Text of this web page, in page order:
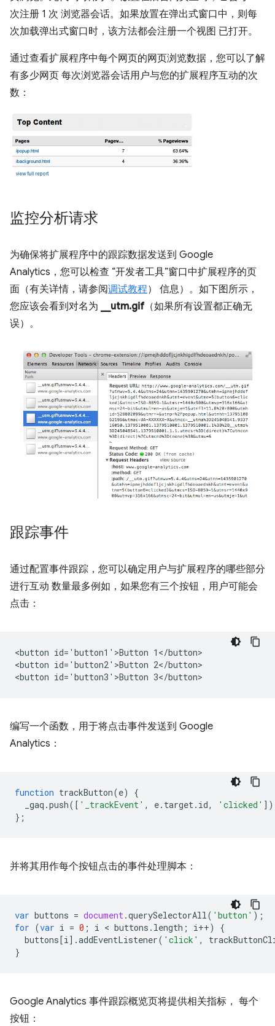
次注册 1 次 浏览器会话。如果放置在弹出式窗口中，则每
次加载弹出式窗口时，该方法都会注册一个视图 已打开。
通过查看扩展程序中每个网页的网页浏览数据，您可以了解
有多少网页 每次浏览器会话用户与您的扩展程序互动的次
数：
监控分析请求
为确保将扩展程序中的跟踪数据发送到 Google
Analytics，您可以检查 “开发者工具”窗口中扩展程序的页
面（有关详情，请参阅调试教程） 信息）。如下图所示，
您应该会看到对名为
__utm.gif（如果所有设置都正确无
误）。
跟踪事件
通过配置事件跟踪，您可以确定用户与扩展程序的哪些部分
进行互动 数量最多例如，如果您有三个按钮，用户可能会
点击：
<button id='button1'>Button 1</button>
<button id='button2'>Button 2</button>
编写一个函数，用于将点击事件发送到 Google
Analytics：
function trackButton(e)
{
_gaq .push([ '_trackEvent' , e. target . id, 'clicked'
};
并将其用作每个按钮点击的事件处理脚本：
var buttons = document .querySelectorAll ( 'button' );
for (var i = 0 ; i < buttons . length ; i++)
{
buttons[i ].addEventListener( 'click' ,
}
Google Analytics 事件跟踪概览页将提供相关指标， 每个
按钮：